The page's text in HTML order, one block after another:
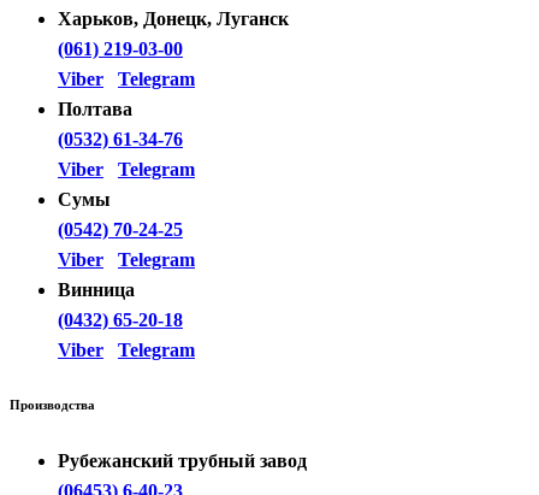
Харьков, Донецк, Луганск
(061) 219-03-00
Viber
Telegram
Полтава
(0532) 61-34-76
Viber
Telegram
Сумы
(0542) 70-24-25
Viber
Telegram
Винница
(0432) 65-20-18
Viber
Telegram
Производства
Рубежанский трубный завод
(06453) 6-40-23